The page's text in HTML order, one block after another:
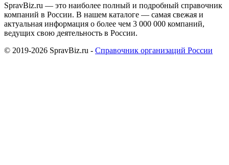
SpravBiz.ru — это наиболее полный и подробный справочник
компаний в России. В нашем каталоге — самая свежая и
актуальная информация о более чем 3 000 000 компаний,
ведущих свою деятельность в России.
© 2019-2026 SpravBiz.ru - Справочник организаций России